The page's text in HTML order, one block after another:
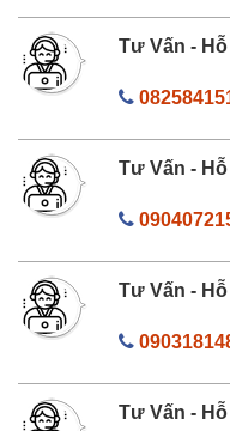
Tư Vấn -
Tư Vấn -
Tư Vấn -
Tư Vấn -